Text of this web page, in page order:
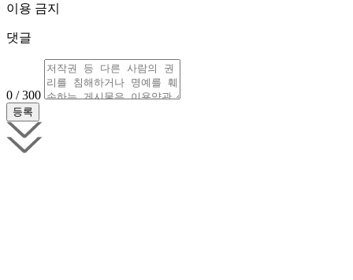
이용 금지
댓글
0 / 300